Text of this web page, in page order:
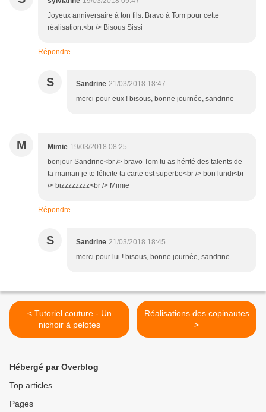
Joyeux anniversaire à ton fils. Bravo à Tom pour cette
réalisation.<br /> Bisous Sissi
Répondre
S Sandrine 21/03/2018 18:47
merci pour eux ! bisous, bonne journée, sandrine
M Mimie 19/03/2018 08:25
bonjour Sandrine<br /> bravo Tom tu as hérité des talents de
ta maman je te félicite ta carte est superbe<br /> bon lundi<br
/> bizzzzzzzz<br /> Mimie
Répondre
S Sandrine 21/03/2018 18:45
merci pour lui ! bisous, bonne journée, sandrine
< Tutoriel couture - Un
nichoir à pelotes
Réalisations des copinautes
>
Hébergé par Overblog
Top articles
Pages